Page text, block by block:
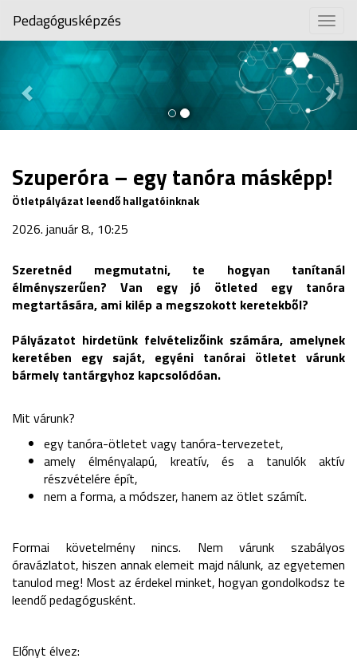
Pedagógusképzés
Previous
Szuperóra – egy tanóra másképp!
Ötletpályázat leendő hallgatóinknak
2026. január 8., 10:25
Szeretnéd megmutatni, te hogyan tanítanál
élményszerűen? Van egy jó ötleted egy tanóra
megtartására, ami kilép a megszokott keretekből?
Pályázatot hirdetünk felvételizőink számára, amelynek
keretében egy saját, egyéni tanórai ötletet várunk
bármely tantárgyhoz kapcsolódóan.
Mit várunk?
egy tanóra-ötletet vagy tanóra-tervezetet,
amely élményalapú, kreatív, és a tanulók aktív
részvételére épít,
nem a forma, a módszer, hanem az ötlet számít.
Formai követelmény nincs. Nem várunk szabályos
óravázlatot, hiszen annak elemeit majd nálunk, az egyetemen
tanulod meg! Most az érdekel minket, hogyan gondolkodsz te
leendő pedagógusként.
Előnyt élvez: